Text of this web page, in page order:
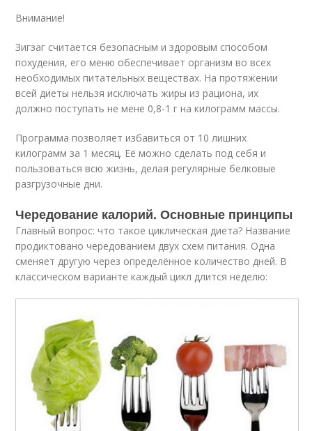
Внимание!
Зигзаг считается безопасным и здоровым способом
похудения, его меню обеспечивает организм во всех
необходимых питательных веществах. На протяжении
всей диеты нельзя исключать жиры из рациона, их
должно поступать не мене 0,8-1 г на килограмм массы.
Программа позволяет избавиться от 10 лишних
килограмм за 1 месяц. Её можно сделать под себя и
пользоваться всю жизнь, делая регулярные белковые
разгрузочные дни.
Чередование калорий. Основные принципы
Главный вопрос: что такое циклическая диета? Название
продиктовано чередованием двух схем питания. Одна
сменяет другую через определённое количество дней. В
классическом варианте каждый цикл длится неделю: